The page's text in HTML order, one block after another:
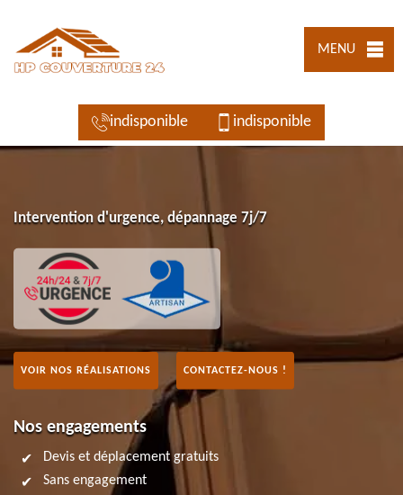
MENU
indisponible indisponible
Intervention d'urgence, dépannage 7j/7
VOIR NOS RÉALISATIONS CONTACTEZ-NOUS !
Nos engagements
Devis et déplacement gratuits
Sans engagement